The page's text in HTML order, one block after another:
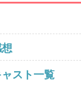
想
ャスト一覧